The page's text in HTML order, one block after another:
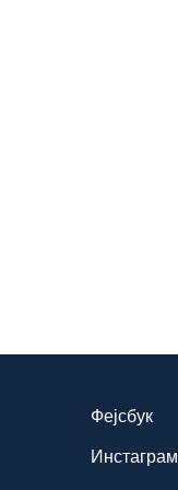
Фејсбук
Инстаграм